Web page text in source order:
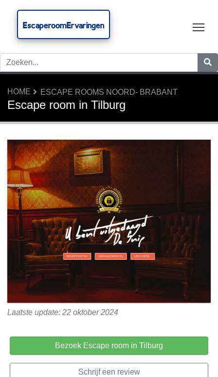
EscaperoomErvaringen
HOME ESCAPE ROOMS NOORD- BRABANT
Escape room in Tilburg
Laatste update: 22 oktober 2024
Bezoek Escape room in Tilburg
Schrijf een review